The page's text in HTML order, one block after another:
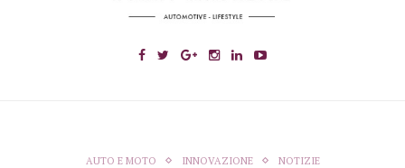
AUTO E MOTO INNOVAZIONE NOTIZIE